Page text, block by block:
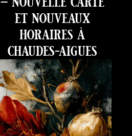
et nouveaux
horaires à
chaudes-aigues